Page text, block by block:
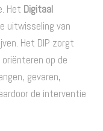
Het Digitaal
uitwisseling van
Het DIP zorgt
op de
gevaren,
de interventie